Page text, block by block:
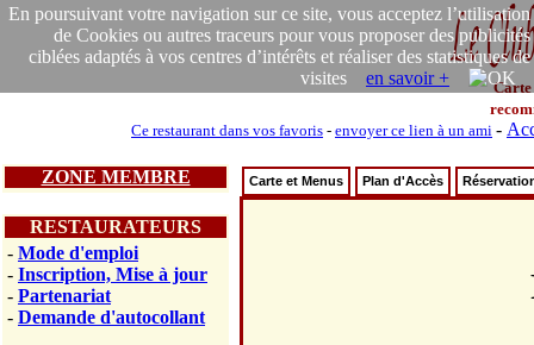
En poursuivant votre navigation sur ce site, vous acceptez l’utilisation
de Cookies ou autres traceurs pour vous proposer des publicités
ciblées adaptés à vos centres d’intérêts et réaliser des statistiques de
visites en savoir +
Carte
Ce restaurant dans vos favoris - envoyer ce lien à un ami -
ZONE MEMBRE
RESTAURATEURS
- Mode d'emploi
- Inscription, Mise à jour
- Partenariat
- Demande d'autocollant
Carte et Menus Plan d'Accès